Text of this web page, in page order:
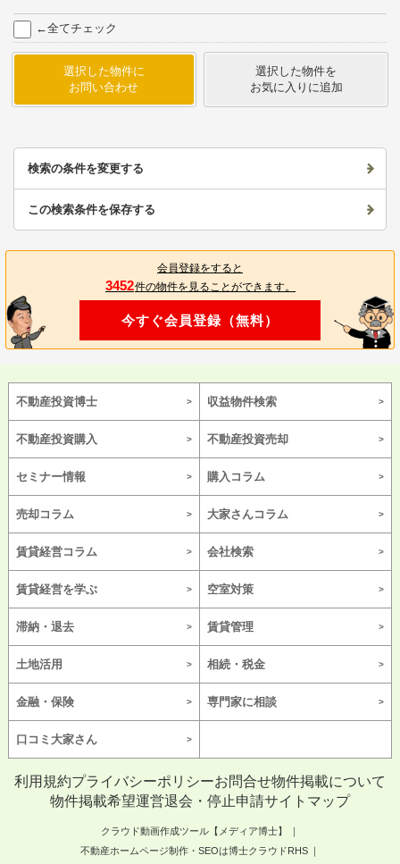
←全てチェック
選択した物件に
お問い合わせ
選択した物件を
お気に入りに追加
検索の条件を変更する
この検索条件を保存する
会員登録をすると
3452件の物件を見ることができます。
今すぐ会員登録（無料）
不動産投資博士 収益物件検索
不動産投資購入 不動産投資売却
セミナー情報 購入コラム
売却コラム 大家さんコラム
賃貸経営コラム 会社検索
賃貸経営を学ぶ 空室対策
滞納・退去 賃貸管理
土地活用 相続・税金
金融・保険 専門家に相談
口コミ大家さん
利用規約プライバシーポリシーお問合せ物件掲載について
物件掲載希望運営退会・停止申請サイトマップ
クラウド動画作成ツール【メディア博士】
不動産ホームページ制作・SEOは博士クラウドRHS